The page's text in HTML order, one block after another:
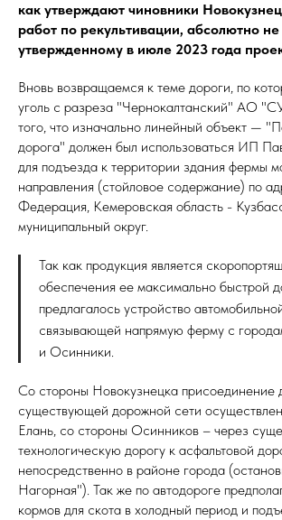
как утверждают чиновники
работ по рекультивации, абсолютно не
утвержденному в июле 2023 года
Вновь возвращаемся к теме дороги, по
уголь с разреза "Чернокалтанский" АО
того, что изначально линейный объект —
дорога" должен был использоваться ИП
для подъезда к территории здания фермы
направления (стойловое содержание) по
Федерация, Кемеровская область -
муниципальный округ.
Так как продукция является
обеспечения ее максимально быстрой
предлагалось устройство
связывающей напрямую ферму с
и Осинники.
Со стороны Новокузнецка присоединение
существующей дорожной сети
Елань, со стороны Осинников – через
технологическую дорогу к асфальтовой
непосредственно в районе города
Нагорная"). Так же по автодороге
кормов для скота в холодный период и